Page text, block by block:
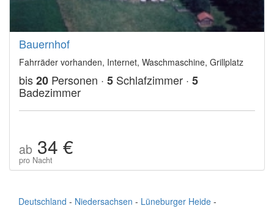
Bauernhof
Fahrräder vorhanden, Internet, Waschmaschine, Grillplatz
bis20 Personen · 5 Schlafzimmer · 5
Badezimmer
ab 34 €
pro Nacht
Deutschland - Niedersachsen - Lüneburger Heide -